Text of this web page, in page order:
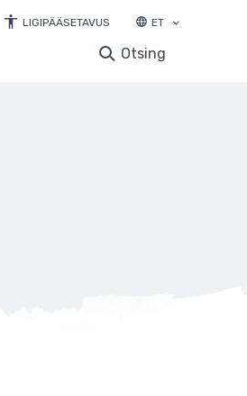
LIGIPÄÄSETAVUS ET
Otsing